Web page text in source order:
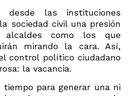
desde las instituciones
sociedad civil una presión
alcaldes como los que
mirando la cara. Así,
control político ciudadano
la vacancia.
para generar una ni